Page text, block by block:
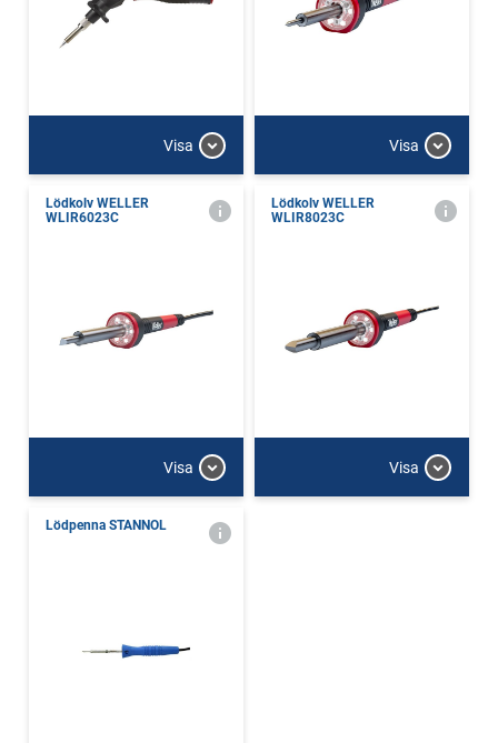
Visa Visa
Lödkolv WELLER
WLIR6023C
Visa
Lödkolv WELLER
WLIR8023C
Visa
Lödpenna STANNOL